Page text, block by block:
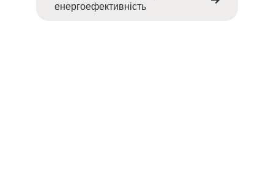
енергоефективність